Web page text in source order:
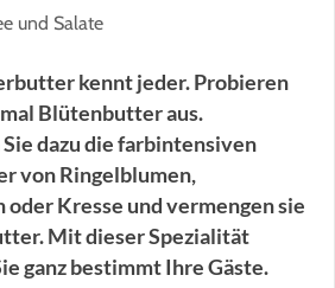
und Salate
kennt jeder. Probieren
Blütenbutter aus.
dazu die farbintensiven
von Ringelblumen,
oder Kresse und vermengen sie
Mit dieser Spezialität
ganz bestimmt Ihre Gäste.